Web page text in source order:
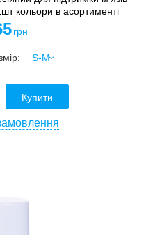
кольори в асортименті
грн
Купити